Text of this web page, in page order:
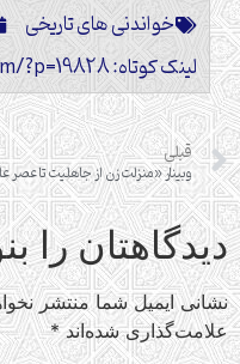
خواندنی های تاریخی
لینک کوتاه: https://sokhanetarikh.com/?p=19828
قبلی
دیدگاهتان را
نشانی ایمیل شما منتشر
علامت‌گذاری شده‌اند*